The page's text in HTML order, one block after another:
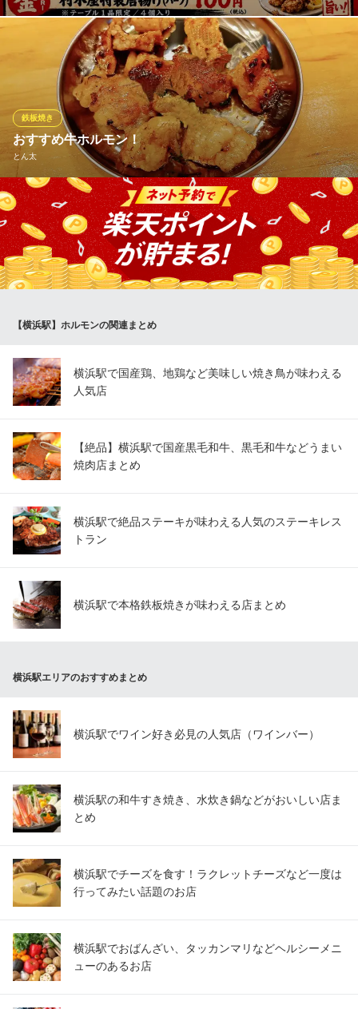
横浜駅で絶品食べ放題
ＪＲ横浜駅 徒歩4分
神奈川県横浜市西区南幸2-5-5 大三ビル4F
飲み会や、接待にも最適なお得日替わりイベントを開催中！生ビ
ール200円や、人気チューハイ各種やハイボール、ポテトや、から
揚げなど人気の定番メニューが日替わりでお得にお愉しみいただ
けます◎団欒を楽しめるカウンター席やゆったりと会話をお愉し
み頂ける完全個室で贅沢で至福のひとときを心ゆくまでご堪能く
ださい◎
村木屋 本店
朝4時まで営業中！
ＪＲ横浜駅 徒歩1分
神奈川県横浜市西区南幸1-2-1 3F
おすすめ牛ホルモン！
とん太
鉄板焼き
とん太自慢の鉄板焼き！おすすめは牛ホルモンのシマチョウとマ
ルチョウ！
とん太
昼から飲める居酒屋
相鉄本線横浜駅 徒歩1分
【横浜駅】ホルモンの関連まとめ
横浜駅で国産鶏、地鶏など美味しい焼き鳥が味わえる
人気店
【絶品】横浜駅で国産黒毛和牛、黒毛和牛などうまい
焼肉店まとめ
横浜駅で絶品ステーキが味わえる人気のステーキレス
トラン
横浜駅で本格鉄板焼きが味わえる店まとめ
横浜駅エリアのおすすめまとめ
横浜駅でワイン好き必見の人気店（ワインバー）
横浜駅の和牛すき焼き、水炊き鍋などがおいしい店ま
とめ
横浜駅でチーズを食す！ラクレットチーズなど一度は
行ってみたい話題のお店
横浜駅でおばんざい、タッカンマリなどヘルシーメニ
ューのあるお店